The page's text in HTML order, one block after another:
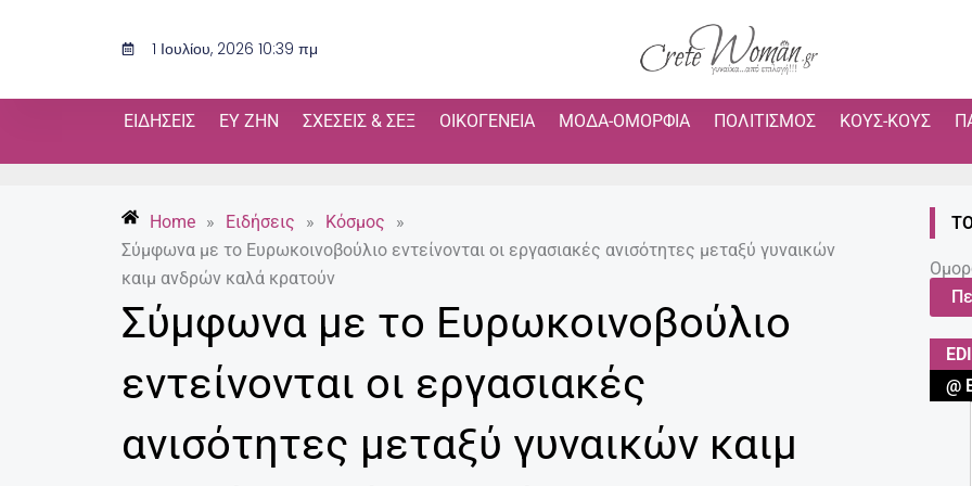
1 Ιουλίου, 2026 10:39 πμ
ΕΙΔΉΣΕΙΣ ΕΥ ΖΗΝ ΣΧΈΣΕΙΣ & ΣΕΞ ΟΙΚΟΓΈΝΕΙΑ ΜΌΔΑ-ΟΜΟΡΦΙΆ ΠΟΛΙΤΙΣΜΌΣ ΚΟΥΣ-ΚΟΥΣ
Home » Ειδήσεις » Κόσμος
»
Σύμφωνα με το Ευρωκοινοβούλιο εντείνονται οι εργασιακές ανισότητες μεταξύ γυναικών
καιμ ανδρών καλά κρατούν
Σύμφωνα με το Ευρωκοινοβούλιο
εντείνονται οι εργασιακές
ανισότητες μεταξύ γυναικών καιμ
@